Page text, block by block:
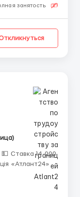
занятость
Ставка 14 000
прав водіїв по
в зручному і